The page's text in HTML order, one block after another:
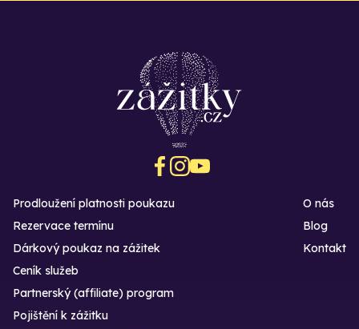
Prodloužení platnosti poukazu
Rezervace termínu
Dárkový poukaz na zážitek
O nás
Blog
Kontakt
Ceník služeb
Partnerský (affiliate) program
Pojištění k zážitku